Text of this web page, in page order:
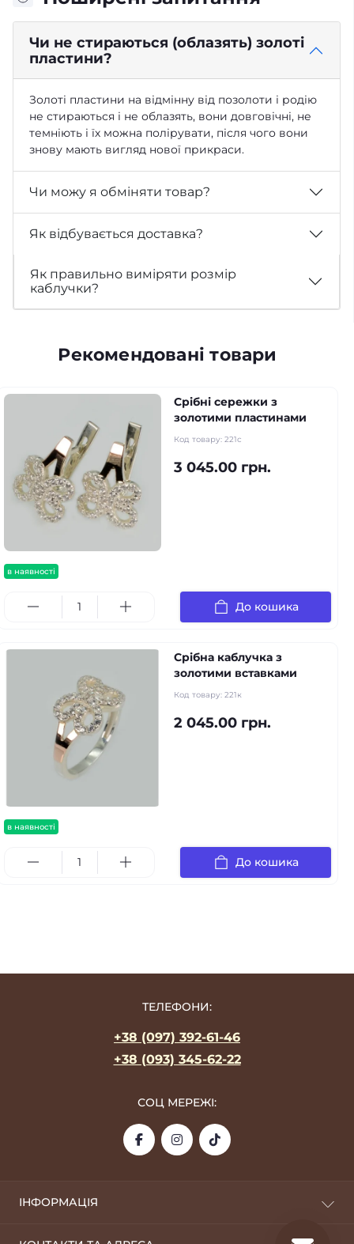
Чи не стираються (облазять) золоті
пластини?
Золоті пластини на відмінну від позолоти і родію
не стираються і не облазять, вони довговічні, не
темніють і їх можна полірувати, після чого вони
знову мають вигляд нової прикраси.
Чи можу я обміняти товар?
Як відбувається доставка?
Як правильно виміряти розмір
каблучки?
Рекомендовані товари
в наявності
Срібні сережки з
золотими пластинами
Код товару: 221с
3 045.00 грн.
До кошика
в наявності
Срібна каблучка з
золотими вставками
Код товару: 221к
2 045.00 грн.
До кошика
ТЕЛЕФОНИ:
+38 (097) 392-61-46
+38 (093) 345-62-22
СОЦ МЕРЕЖІ:
ІНФОРМАЦІЯ